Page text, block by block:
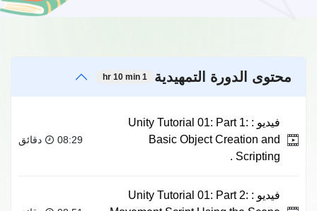
محتوى الدورة التمهيدية 1 hr 10 min
فيديو : Unity Tutorial 01: Part 1:
Basic Object Creation and
Scripting .
08:29 دقائق
فيديو : Unity Tutorial 01: Part 2: